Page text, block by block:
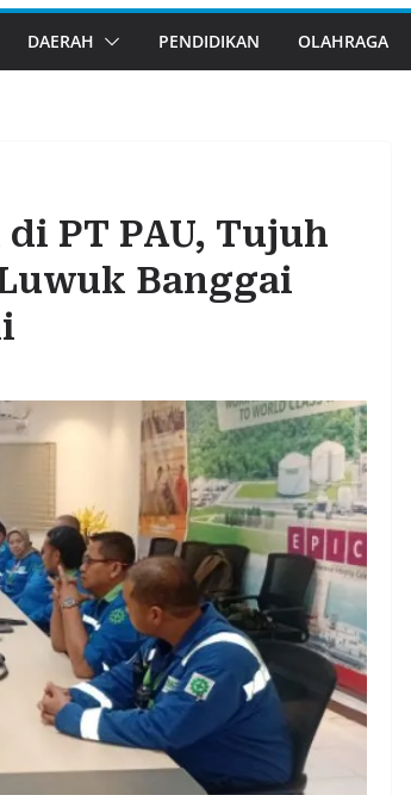
DAERAH PENDIDIKAN OLAHRAGA
PT PAU, Tujuh
Banggai